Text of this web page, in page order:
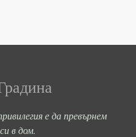
е да превърнем
в дом.